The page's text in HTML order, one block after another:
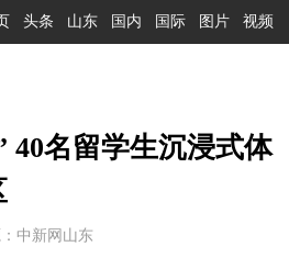
头条 山东 国内 国际 图片 视频
40名留学生沉浸式体
中新网山东